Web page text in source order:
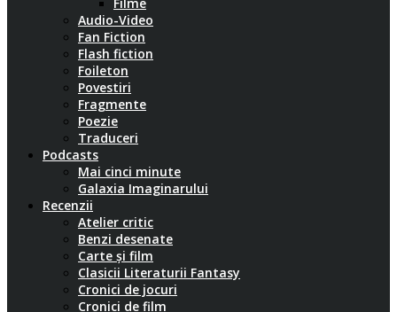
Audio-Video
Fan Fiction
Flash fiction
Foileton
Povestiri
Fragmente
Poezie
Traduceri
Podcasts
Mai cinci minute
Galaxia Imaginarului
Recenzii
Atelier critic
Benzi desenate
Carte și film
Clasicii Literaturii Fantasy
Cronici de jocuri
Cronici de film